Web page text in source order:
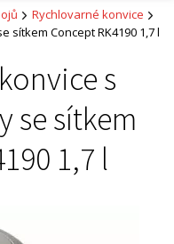
Rychlovarné konvice
sítkem Concept RK4190 1,7 l
s
se sítkem
1,7 l